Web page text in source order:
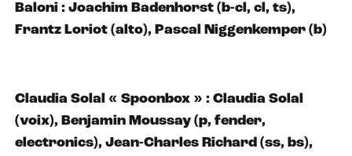
Baloni : Joachim Badenhorst (b-cl, cl, ts),
Frantz Loriot (alto), Pascal Niggenkemper (b)
Claudia Solal « Spoonbox » : Claudia Solal
(voix), Benjamin Moussay (p, fender,
electronics), Jean-Charles Richard (ss, bs),